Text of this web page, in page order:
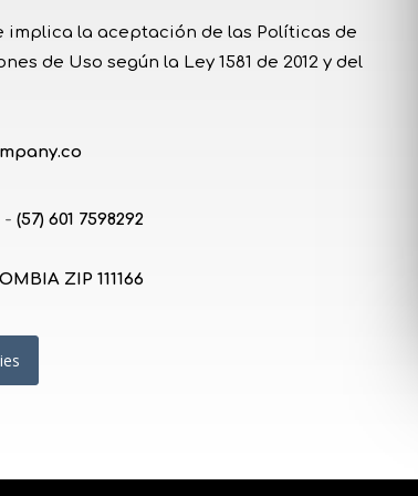
implica la aceptación de las Políticas de
de Uso según la Ley 1581 de 2012 y del
-(57) 601 7598292
ZIP 111166